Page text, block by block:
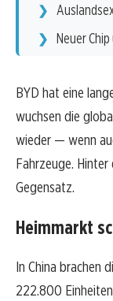
Neuer
BYD hat eine
wuchsen die
wieder — wenn
Fahrzeuge.
Gegensatz.
Heimmarkt
In China brachen
222.800